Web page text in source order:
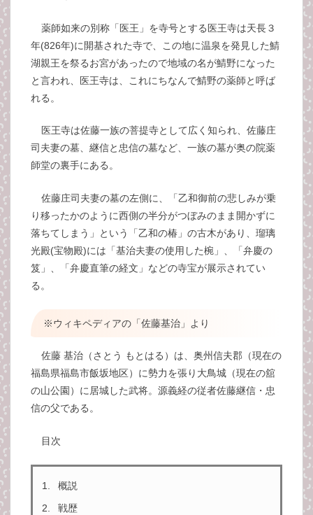
薬師如来の別称「医王」を寺号とする医王寺は天長３
年(826年)に開基された寺で、この地に温泉を発見した鯖
湖親王を祭るお宮があったので地域の名が鯖野になった
と言われ、医王寺は、これにちなんで鯖野の薬師と呼ば
れる。
医王寺は佐藤一族の菩提寺として広く知られ、佐藤庄
司夫妻の墓、継信と忠信の墓など、一族の墓が奥の院薬
師堂の裏手にある。
佐藤庄司夫妻の墓の左側に、「乙和御前の悲しみが乗
り移ったかのように西側の半分がつぼみのまま開かずに
落ちてしまう」という「乙和の椿」の古木があり、瑠璃
光殿(宝物殿)には「基治夫妻の使用した椀」、「弁慶の
笈」、「弁慶直筆の経文」などの寺宝が展示されてい
る。
※ウィキペディアの「佐藤基治」より
佐藤 基治（さとう もとはる）は、奥州信夫郡（現在の
福島県福島市飯坂地区）に勢力を張り大鳥城（現在の舘
の山公園）に居城した武将。源義経の従者佐藤継信・忠
信の父である。
目次
概説
戦歴